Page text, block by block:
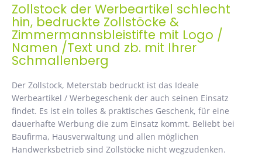
Zollstock der Werbeartikel schlecht
hin, bedruckte Zollstöcke &
Zimmermannsbleistifte mit Logo /
Namen /Text und zb. mit Ihrer
Schmallenberg
Der Zollstock, Meterstab bedruckt ist das Ideale
Werbeartikel / Werbegeschenk der auch seinen Einsatz
findet. Es ist ein tolles & praktisches Geschenk, für eine
dauerhafte Werbung die zum Einsatz kommt. Beliebt bei
Baufirma, Hausverwaltung und allen möglichen
Handwerksbetrieb sind Zollstöcke nicht wegzudenken.